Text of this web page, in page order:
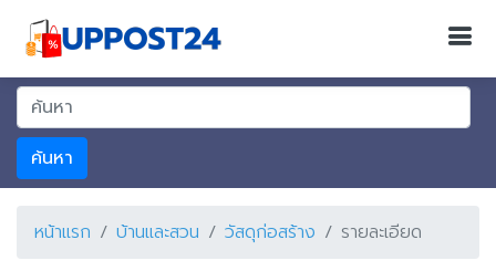
ค้นหา
หน้าแรก บ้านและสวน วัสดุก่อสร้าง รายละเอียด